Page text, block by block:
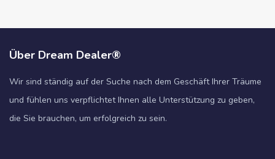
Über Dream Dealer®
Wir sind ständig auf der Suche nach dem Geschäft Ihrer Träume
und fühlen uns verpflichtet Ihnen alle Unterstützung zu geben,
die Sie brauchen, um erfolgreich zu sein.